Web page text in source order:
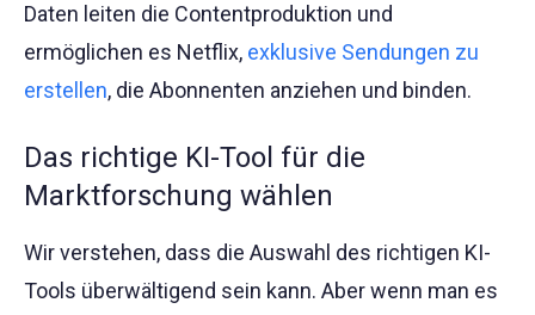
Daten leiten die Contentproduktion und
ermöglichen es Netflix, exklusive Sendungen zu
erstellen, die Abonnenten anziehen und binden.
Das richtige KI-Tool für die
Marktforschung wählen
Wir verstehen, dass die Auswahl des richtigen KI-
Tools überwältigend sein kann. Aber wenn man es